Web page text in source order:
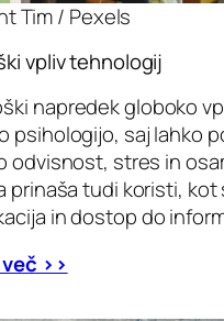
Tim / Pexels
vpliv tehnologij
napredek globoko
psihologijo, saj lahko
odvisnost, stres in
prinaša tudi koristi, kot
in dostop do
>>